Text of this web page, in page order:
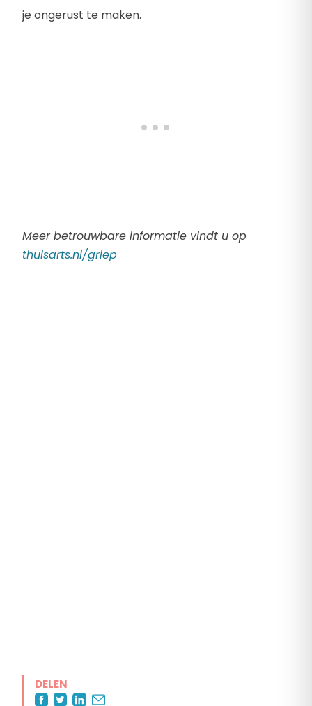
je ongerust te maken.
Meer betrouwbare informatie vindt u op
thuisarts.nl/griep
DELEN